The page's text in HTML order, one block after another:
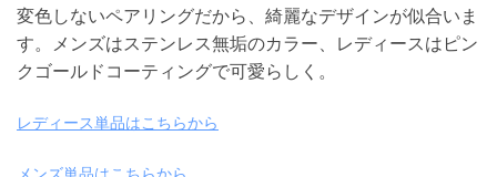
変色しないペアリングだから、綺麗なデザインが似合いま
す。メンズはステンレス無垢のカラー、レディースはピン
クゴールドコーティングで可愛らしく。
レディース単品はこちらから
メンズ単品はこちらから